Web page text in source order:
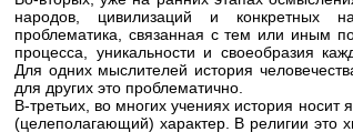
народов, цивилизаций и конкретных
проблематика, связанная с тем или иным
процесса, уникальности и своеобразия
Для одних мыслителей история
для других это проблематично.
В-третьих, во многих учениях история носит
(целеполагающий) характер. В религии это